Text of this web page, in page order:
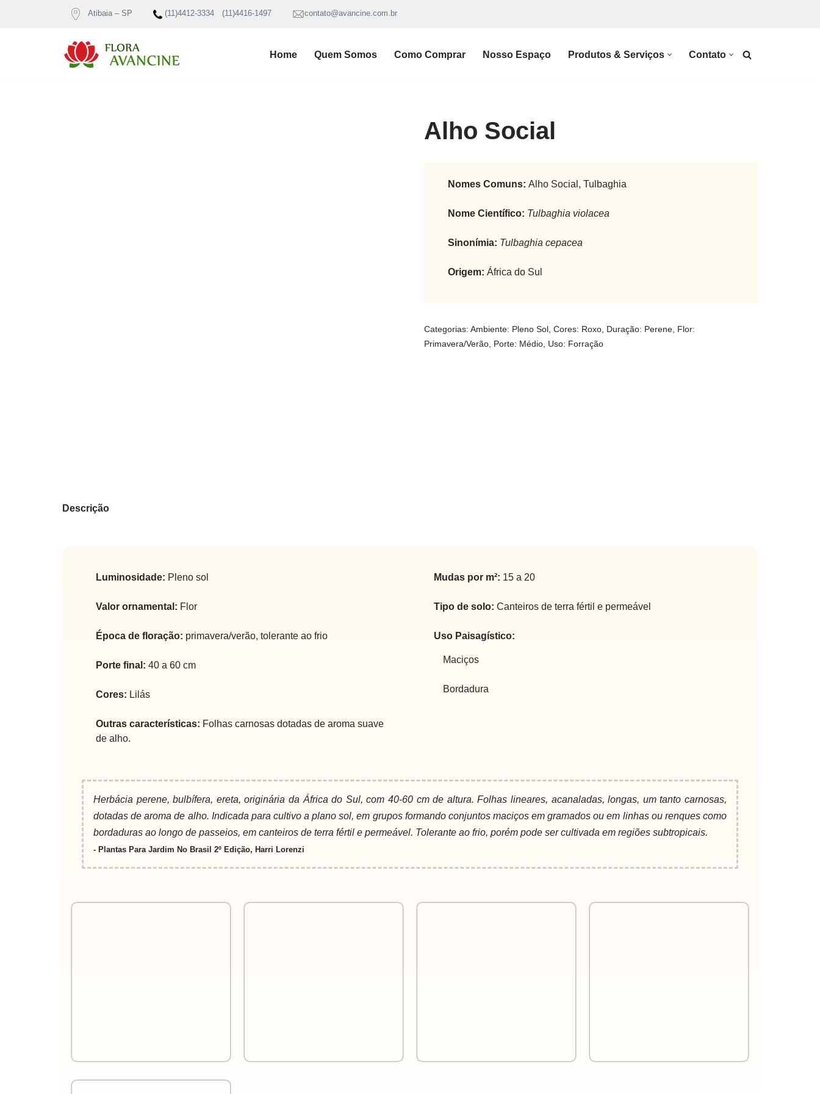
Atibaia – SP (11)4412-3334 (11)4416-1497 contato@avancine.com.br
Home Quem Somos Como Comprar Nosso Espaço Produtos & Serviços Contato
Alho Social
Nomes Comuns: Alho Social, Tulbaghia
Nome Científico: Tulbaghia violacea
Sinonímia: Tulbaghia cepacea
Origem: África do Sul
Categorias: Ambiente: Pleno Sol, Cores: Roxo, Duração: Perene, Flor:
Primavera/Verão, Porte: Médio, Uso: Forração
Descrição
Luminosidade: Pleno sol
Valor ornamental: Flor
Época de floração: primavera/verão, tolerante ao frio
Porte final: 40 a 60 cm
Cores: Lilás
Outras características: Folhas carnosas dotadas de aroma suave
de alho.
Mudas por m²: 15 a 20
Tipo de solo: Canteiros de terra fértil e permeável
Uso Paisagístico:
Maciços
Bordadura
Herbácia perene, bulbífera, ereta, originária da África do Sul, com 40-60 cm de altura. Folhas lineares, acanaladas, longas, um tanto carnosas,
dotadas de aroma de alho. Indicada para cultivo a plano sol, em grupos formando conjuntos maciços em gramados ou em linhas ou renques como
bordaduras ao longo de passeios, em canteiros de terra fértil e permeável. Tolerante ao frio, porém pode ser cultivada em regiões subtropicais.